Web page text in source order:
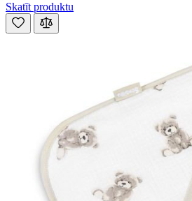
Skatīt produktu